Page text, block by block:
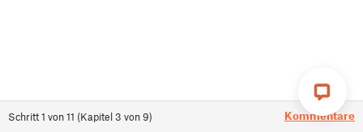
Schritt1 von11 (Kapitel3 von9) Kommentare